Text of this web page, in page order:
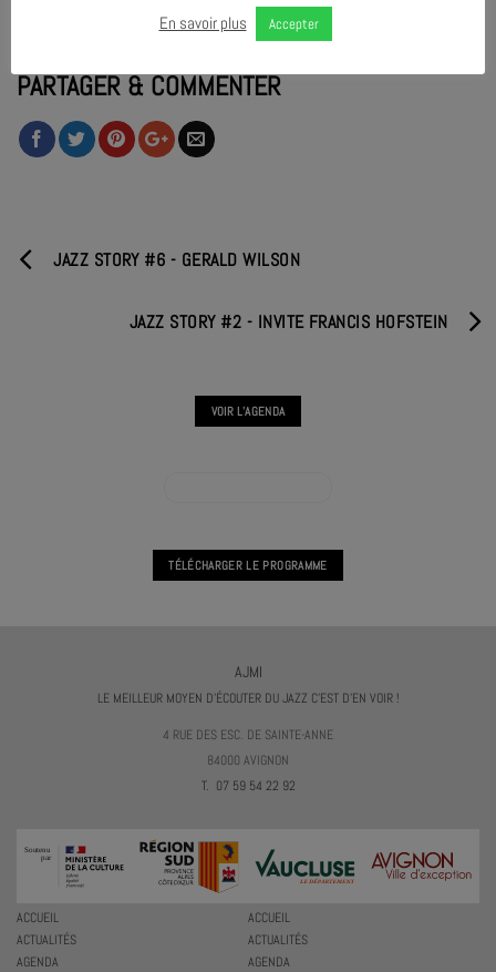
PARTAGER & COMMENTER
JAZZ STORY #6 - GERALD WILSON
JAZZ STORY #2 - INVITE FRANCIS HOFSTEIN
VOIR L'AGENDA
TÉLÉCHARGER LE PROGRAMME
AJMI
LE MEILLEUR MOYEN D'ÉCOUTER DU JAZZ C'EST D'EN VOIR !
4 RUE DES ESC. DE SAINTE-ANNE
84000 AVIGNON
T. 07 59 54 22 92
ACCUEIL
ACTUALITÉS
AGENDA
ACCUEIL
ACTUALITÉS
AGENDA
En savoir plus Accepter